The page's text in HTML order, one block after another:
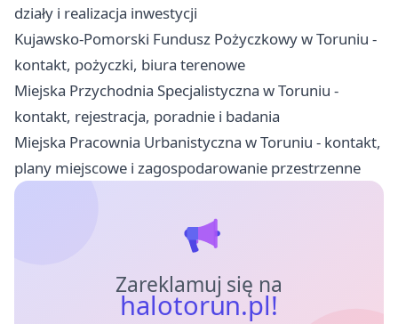
działy i realizacja inwestycji
Kujawsko-Pomorski Fundusz Pożyczkowy w Toruniu -
kontakt, pożyczki, biura terenowe
Miejska Przychodnia Specjalistyczna w Toruniu -
kontakt, rejestracja, poradnie i badania
Miejska Pracownia Urbanistyczna w Toruniu - kontakt,
plany miejscowe i zagospodarowanie przestrzenne
Zareklamuj się na
halotorun.pl!